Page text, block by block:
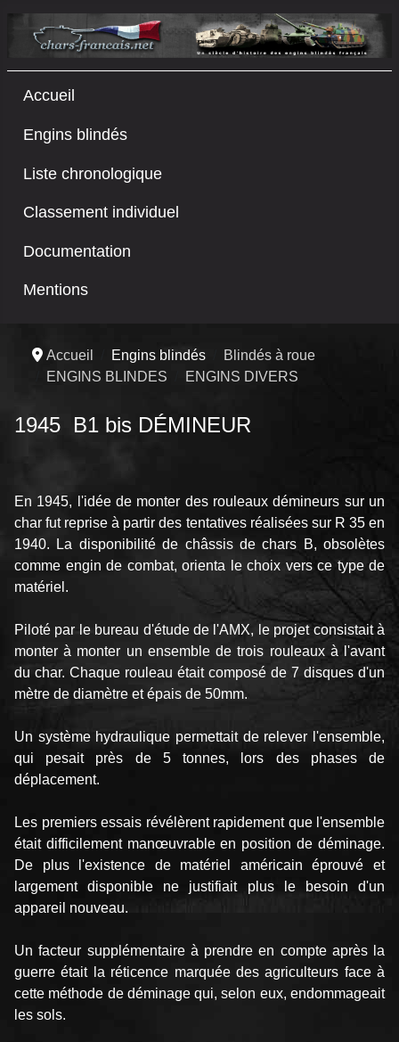
Accueil
Engins blindés
Liste chronologique
Classement individuel
Documentation
Mentions
Accueil Engins blindés
Blindés à roue
ENGINS BLINDES
ENGINS DIVERS
1945 B1 bis DÉMINEUR
En 1945, l'idée de monter des rouleaux démineurs sur un
char fut reprise à partir des tentatives réalisées sur R 35 en
1940. La disponibilité de châssis de chars B, obsolètes
comme engin de combat, orienta le choix vers ce type de
matériel.
Piloté par le bureau d'étude de l'AMX, le projet consistait à
monter à monter un ensemble de trois rouleaux à l'avant
du char. Chaque rouleau était composé de 7 disques d'un
mètre de diamètre et épais de 50mm.
Un système hydraulique permettait de relever l'ensemble,
qui pesait près de 5 tonnes, lors des phases de
déplacement.
Les premiers essais révélèrent rapidement que l'ensemble
était difficilement manœuvrable en position de déminage.
De plus l'existence de matériel américain éprouvé et
largement disponible ne justifiait plus le besoin d'un
appareil nouveau.
Un facteur supplémentaire à prendre en compte après la
guerre était la réticence marquée des agriculteurs face à
cette méthode de déminage qui, selon eux, endommageait
les sols.